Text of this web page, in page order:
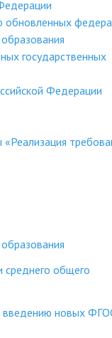
обновленных
государственных
Федерации
среднего общего
введению новых